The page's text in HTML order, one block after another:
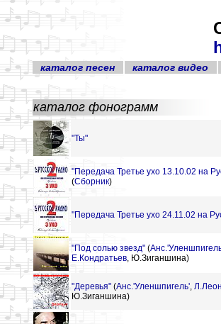
каталог песен каталог видео
каталог фонограмм
"Ты"
"Передача Третье ухо 13.10.02 на
(Сборник)
"Передача Третье ухо 24.11.02 на
"Под солью звезд" (
Е.Кондратьев, Ю.Зиганшина)
"Деревья" (Анс.'Уленшпигель',
Ю.Зиганшина)